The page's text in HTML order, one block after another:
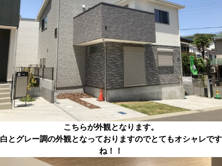
こちらが外観となります。
白とグレー調の外観となっておりますのでとてもオシャレです
ね！！